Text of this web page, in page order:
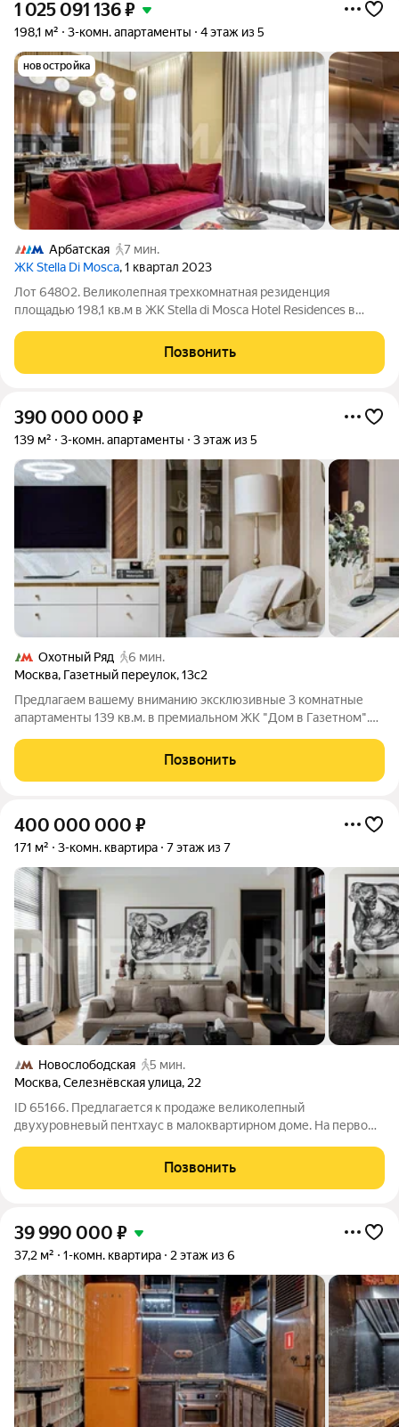
1 025 091 136₽
198,1 м² 3-комн. апартаменты 4 этаж из 5
новостройка
Арбатская
7 мин.
ЖК Stella Di Mosca, 1 квартал 2023
Лот 64802. Великолепная трехкомнатная резиденция
площадью 198,1 кв.м в ЖК Stella di Mosca Hotel Residences в
функционально зонировано просторная кухня-гостиная
площадью 53 кв.м, две спальни с ванными и
Позвонить
390 000 000 ₽
139 м² 3-комн. апартаменты 3 этаж из 5
Охотный Ряд
6 мин.
Москва, Газетный переулок,13с2
Предлагаем вашему вниманию эксклюзивные 3 комнатные
апартаменты 139 кв.м. в премиальном ЖК "Дом в Газетном".
потолка 3.2 м. Дизайнерский ремонт. Потрясающая терраса. О
КВАРТИРЕ: Множество окон высотой
Позвонить
400 000 000 ₽
171 м² 3-комн. квартира 7 этаж из 7
Новослободская
5 мин.
Москва,Селезнёвская улица, 22
ID 65166. Предлагается к продаже великолепный
двухуровневый пентхаус в малоквартирном доме. На первом
камином, выделенная кухня с выходом на террасу. Левая
анфилада ведет в столовую, правая в
Позвонить
39 990 000 ₽
37,2 м² 1-комн. квартира 2 этаж из 6